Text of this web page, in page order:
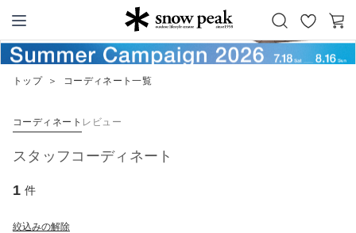
Snow Peak
お
気
カ
ー
トップ ＞ コーディネート一覧
コーディネート レビュー
スタッフコーディネート
1 件
絞込みの解除